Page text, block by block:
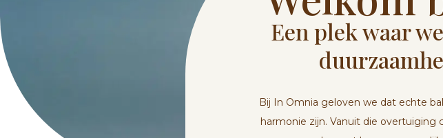
Een plek waar
Bij In Omnia geloven we dat echte
harmonie zijn. Vanuit die